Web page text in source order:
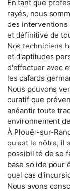
En tant que
rayés, nous
des interventions
et définitive de
Nos techniciens
et d'aptitudes
d'effectuer avec
les cafards
Nous pouvons
curatif que
anéantir toute
environnement
À Plouër-sur-
qu'est le nôtre, il
possibilité de se
base solide pour
quel cas
Nous avons